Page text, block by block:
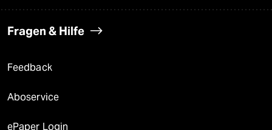
Fragen & Hilfe
Feedback
Aboservice
ePaper Login